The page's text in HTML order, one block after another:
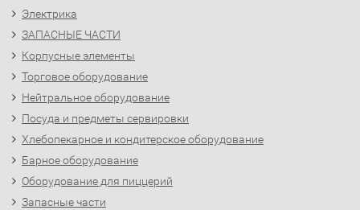
Электрика
ЗАПАСНЫЕ ЧАСТИ
Корпусные элементы
Торговое оборудование
Нейтральное оборудование
Посуда и предметы сервировки
Хлебопекарное и кондитерское оборудование
Барное оборудование
Оборудование для пиццерий
Запасные части